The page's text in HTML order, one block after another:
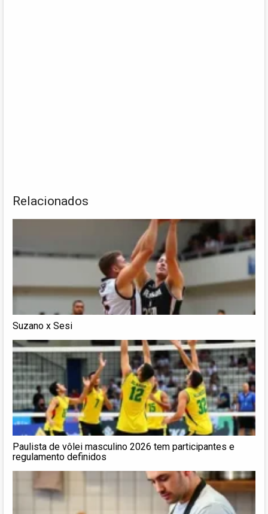
Relacionados
Suzano x Sesi
Paulista de vôlei masculino 2026 tem participantes e
regulamento definidos